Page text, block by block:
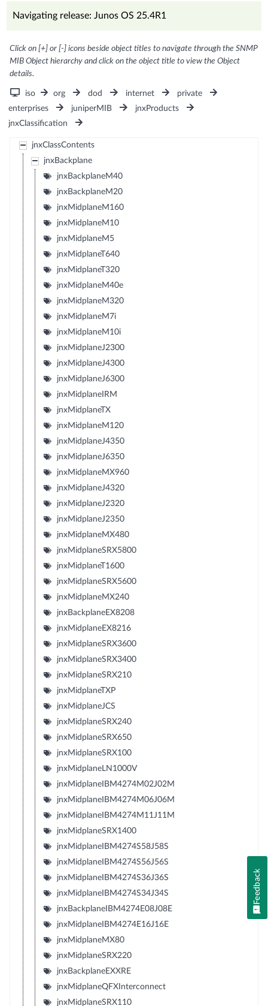
Navigating release: Junos OS 25.4R1
Click on [+] or [-] icons beside object titles to navigate through the SNMP
MIB Object hierarchy and click on the object title to view the Object
details.
iso org dod internet
private
enterprises
juniperMIB
jnxProducts
jnxClassification
jnxClassContents
jnxBackplane
jnxBackplaneM40
jnxBackplaneM20
jnxMidplaneM160
jnxMidplaneM10
jnxMidplaneM5
jnxMidplaneT640
jnxMidplaneT320
jnxMidplaneM40e
jnxMidplaneM320
jnxMidplaneM7i
jnxMidplaneM10i
jnxMidplaneJ2300
jnxMidplaneJ4300
jnxMidplaneJ6300
jnxMidplaneIRM
jnxMidplaneTX
jnxMidplaneM120
jnxMidplaneJ4350
jnxMidplaneJ6350
jnxMidplaneMX960
jnxMidplaneJ4320
jnxMidplaneJ2320
jnxMidplaneJ2350
jnxMidplaneMX480
jnxMidplaneSRX5800
jnxMidplaneT1600
jnxMidplaneSRX5600
jnxMidplaneMX240
jnxBackplaneEX8208
jnxMidplaneEX8216
jnxMidplaneSRX3600
jnxMidplaneSRX3400
jnxMidplaneSRX210
jnxMidplaneTXP
jnxMidplaneJCS
jnxMidplaneSRX240
jnxMidplaneSRX650
jnxMidplaneSRX100
jnxMidplaneLN1000V
jnxMidplaneIBM4274M02J02M
jnxMidplaneIBM4274M06J06M
jnxMidplaneIBM4274M11J11M
jnxMidplaneSRX1400
jnxMidplaneIBM4274S58J58S
jnxMidplaneIBM4274S56J56S
jnxMidplaneIBM4274S36J36S
jnxMidplaneIBM4274S34J34S
jnxBackplaneIBM4274E08J08E
jnxMidplaneIBM4274E16J16E
jnxMidplaneMX80
jnxMidplaneSRX220
jnxBackplaneEXXRE
jnxMidplaneQFXInterconnect
jnxMidplaneSRX110
Feedback